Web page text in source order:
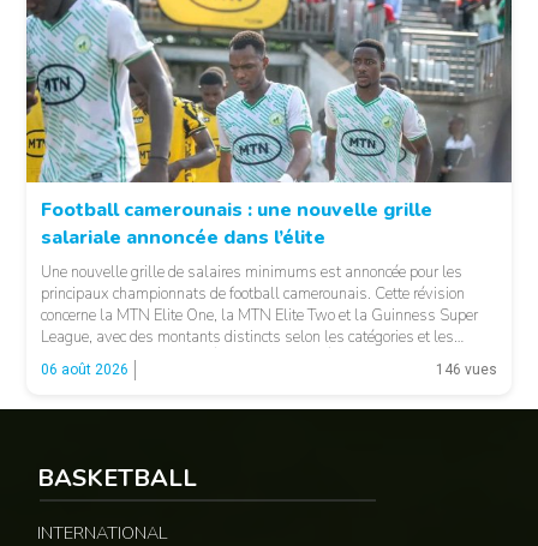
Football camerounais : une nouvelle grille
salariale annoncée dans l’élite
Une nouvelle grille de salaires minimums est annoncée pour les
principaux championnats de football camerounais. Cette révision
concerne la MTN Elite One, la MTN Elite Two et la Guinness Super
League, avec des montants distincts selon les catégories et les
fonctions. LA SUITE APRÈS LA PUBLICITÉ Selon les informations
relayées par Allez Les Lions, […]
06 août 2026 146 vues
BASKETBALL
INTERNATIONAL